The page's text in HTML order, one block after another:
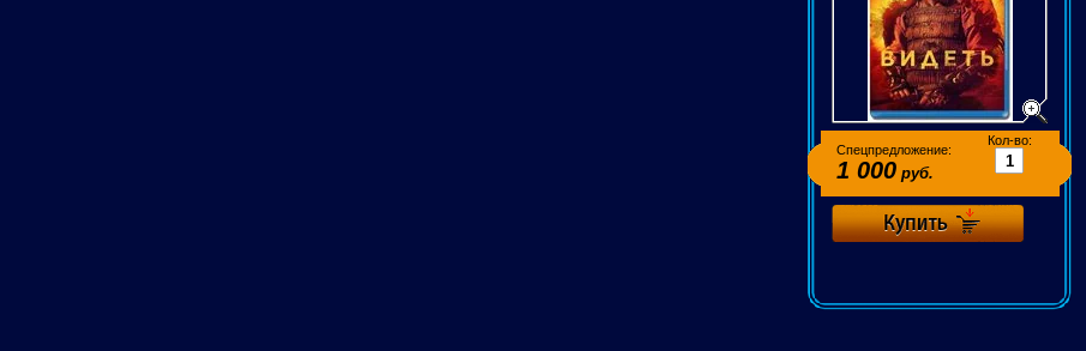
Спецпредложение:
1 000 руб.
Кол-во: